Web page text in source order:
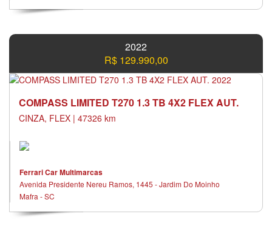
2022
R$ 129.990,00
COMPASS LIMITED T270 1.3 TB 4X2 FLEX AUT.
CINZA, FLEX | 47326 km
Ferrari Car Multimarcas
Avenida Presidente Nereu Ramos, 1445 - Jardim Do Moinho
Mafra - SC